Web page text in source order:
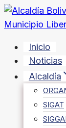
Saltar
al
Inicio
Noticias
Alcaldía
SIGAT